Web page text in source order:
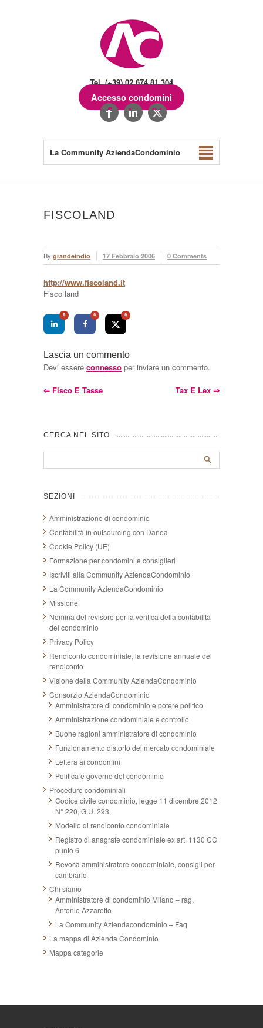
Tel. (+39) 02.674.81.304
Accesso condomini
La Community AziendaCondominio
FISCOLAND
By grandeindio 17 Febbraio 2006 0 Comments
http://www.fiscoland.it
Fisco land
0 0 0
Lascia un commento
Devi essere connesso per inviare un commento.
⇐ Fisco E Tasse Tax E Lex ⇒
CERCA NEL SITO
SEZIONI
Amministrazione di condominio
Contabilità in outsourcing con Danea
Cookie Policy (UE)
Formazione per condomini e consiglieri
Iscriviti alla Community AziendaCondominio
La Community AziendaCondominio
Missione
Nomina del revisore per la verifica della contabilità
del condominio
Privacy Policy
Rendiconto condominiale, la revisione annuale del
rendiconto
Visione della Community AziendaCondominio
Consorzio AziendaCondominio
Amministratore di condominio e potere politico
Amministrazione condominiale e controllo
Buone ragioni amministratore di condominio
Funzionamento distorto del mercato condominiale
Lettera ai condomini
Politica e governo del condominio
Procedure condominiali
Codice civile condominio, legge 11 dicembre 2012
N° 220, G.U. 293
Modello di rendiconto condominiale
Registro di anagrafe condominiale ex art. 1130 CC
punto 6
Revoca amministratore condominiale, consigli per
cambiarlo
Chi siamo
Amministratore di condominio Milano – rag.
Antonio Azzaretto
La Community Aziendacondominio – Faq
La mappa di Azienda Condominio
Mappa categorie